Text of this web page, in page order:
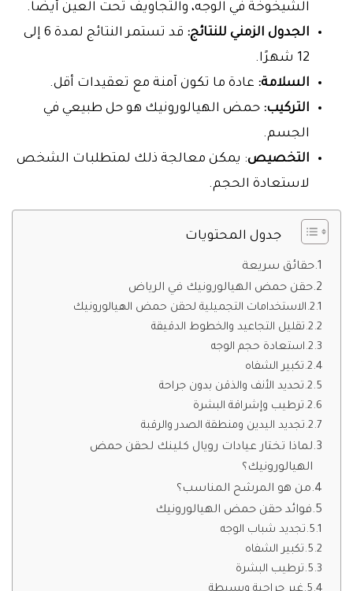
الشيخوخة في الوجه، والتجاويف تحت العين أيضًا.
الجدول الزمني للنتائج:
قد تستمر النتائج لمدة 6 إلى
12 شهرًا.
السلامة: عادة ما تكون آمنة مع تعقيدات أقل.
التركيب: حمض الهيالورونيك هو حل طبيعي في
الجسم.
التخصيص: يمكن معالجة ذلك لمتطلبات الشخص
لاستعادة الحجم.
جدول المحتويات
حقائق سريعة
حقن حمض الهيالورونيك في الرياض
الاستخدامات التجميلية لحقن حمض الهيالورونيك
تقليل التجاعيد والخطوط الدقيقة
استعادة حجم الوجه
تكبير الشفاه
تحديد الأنف والذقن بدون جراحة
ترطيب وإشراقة البشرة
تجديد اليدين ومنطقة الصدر والرقبة
لماذا تختار عيادات رويال كلينك لحقن حمض
الهيالورونيك؟
من هو المرشح المناسب؟
فوائد حقن حمض الهيالورونيك
تجديد شباب الوجه
تكبير الشفاه
ترطيب البشرة